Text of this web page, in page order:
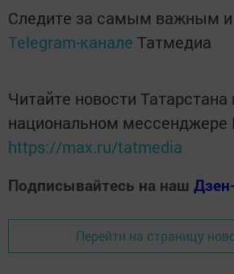
Следите за самым важным
Telegram-канале Татмедиа
Читайте новости Татарстана
национальном мессенджере
https://max.ru/tatmedia
Подписывайтесь на наш
Перейти на страницу